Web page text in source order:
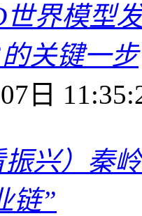
世界模型
关键一步
日
振兴）秦
链”